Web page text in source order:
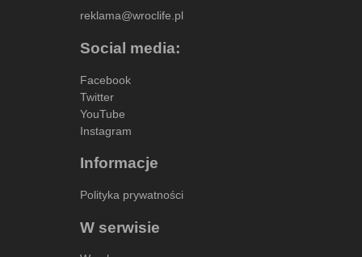
reklama@wroclife.pl
Social media:
Facebook
Twitter
YouTube
Instagram
Informacje
Polityka prywatności
W serwisie